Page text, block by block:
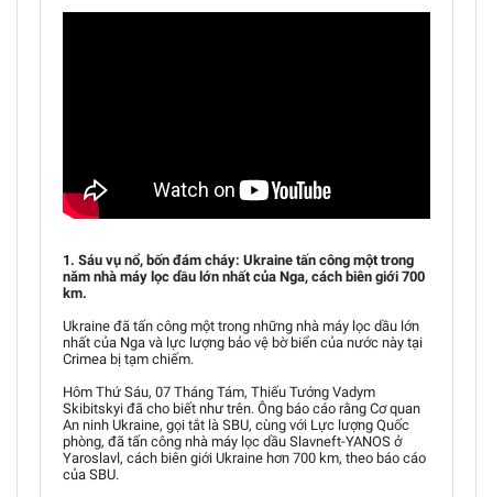
1. Sáu vụ nổ, bốn đám cháy: Ukraine tấn công một trong
năm nhà máy lọc dầu lớn nhất của Nga, cách biên giới 700
km.
Ukraine đã tấn công một trong những nhà máy lọc dầu lớn
nhất của Nga và lực lượng bảo vệ bờ biển của nước này tại
Crimea bị tạm chiếm.
Hôm Thứ Sáu, 07 Tháng Tám, Thiếu Tướng Vadym
Skibitskyi đã cho biết như trên. Ông báo cáo rằng Cơ quan
An ninh Ukraine, gọi tắt là SBU, cùng với Lực lượng Quốc
phòng, đã tấn công nhà máy lọc dầu Slavneft-YANOS ở
Yaroslavl, cách biên giới Ukraine hơn 700 km, theo báo cáo
của SBU.